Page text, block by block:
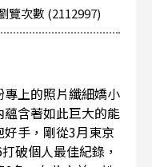
覽次數 (2112997)
上的照片纖細嬌小
含著如此巨大的能
手，剛從3月東京
破個人最佳紀錄，